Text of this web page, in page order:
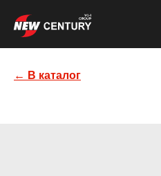
← В каталог